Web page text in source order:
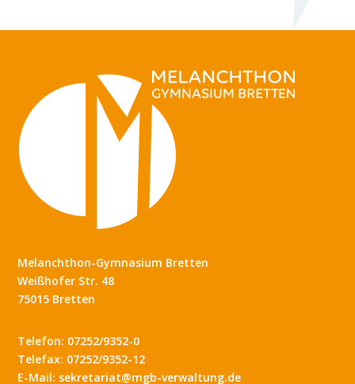
Melanchthon-Gymnasium Bretten
Weißhofer Str. 48
75015 Bretten
Telefon: 07252/9352-0
Telefax: 07252/9352-12
E-Mail: sekretariat@mgb-verwaltung.de